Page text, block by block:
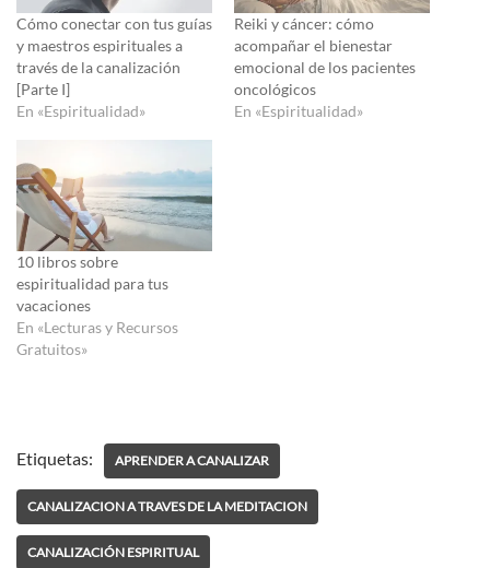
Cómo conectar con tus guías
y maestros espirituales a
través de la canalización
[Parte I]
En «Espiritualidad»
Reiki y cáncer: cómo
acompañar el bienestar
emocional de los pacientes
oncológicos
En «Espiritualidad»
10 libros sobre
espiritualidad para tus
vacaciones
En «Lecturas y Recursos
Gratuitos»
Etiquetas: APRENDER A CANALIZAR
CANALIZACION A TRAVES DE LA MEDITACION
CANALIZACIÓN ESPIRITUAL